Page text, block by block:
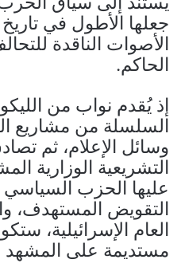
جعلها الأطول في تاريخ
الأصوات الناقدة
الحاكم.
إذ يُقدم نواب من
السلسلة من مشاريع
وسائل الإعلام، ثم
التشريعية الوزارية
عليها الحزب السياسي
التقويض المستهدف،
العام الإسرائيلية،
مستديمة على المشهد